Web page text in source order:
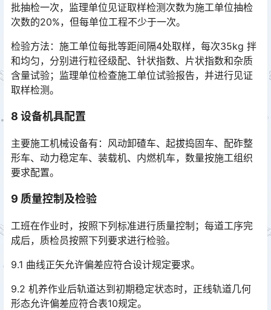
批抽检一次，监理单位见证取样检测次数为施工单位抽检
次数的20%，但每单位工程不少于一次。
检验方法：施工单位每批等距间隔4处取样，每次35kg 拌
和均匀，分别进行粒径级配、针状指数、片状指数和杂质
含量试验；监理单位检查施工单位试验报告，并进行见证
取样检测。󠅅󠅃󠄵󠅂󠄪󠇖󠆨󠆨󠇕󠆞󠆒󠅬󠇘󠆭󠆘󠇙󠆝󠅵󠇗󠆭󠆁󠄐󠇗󠅹󠅸󠇖󠆍󠅳󠇖󠅹󠅰󠇖󠆌󠅹
8 设备机具配置
主要施工机械设备有：风动卸碴车、起拔捣固车、配砟整
形车、动力稳定车、装载机、内燃机车，数量按施工组织
要求配置。
9 质量控制及检验
工班在作业时，按照下列标准进行质量控制；每道工序完
成后，质检员按照下列要求进行检验。
9.1 曲线正矢允许偏差应符合设计规定要求。
9.2 机养作业后轨道达到初期稳定状态时，正线轨道几何
形态允许偏差应符合表10规定。